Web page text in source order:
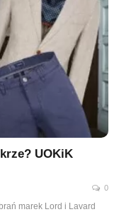
UOKiK
0
marek Lord i Lavard